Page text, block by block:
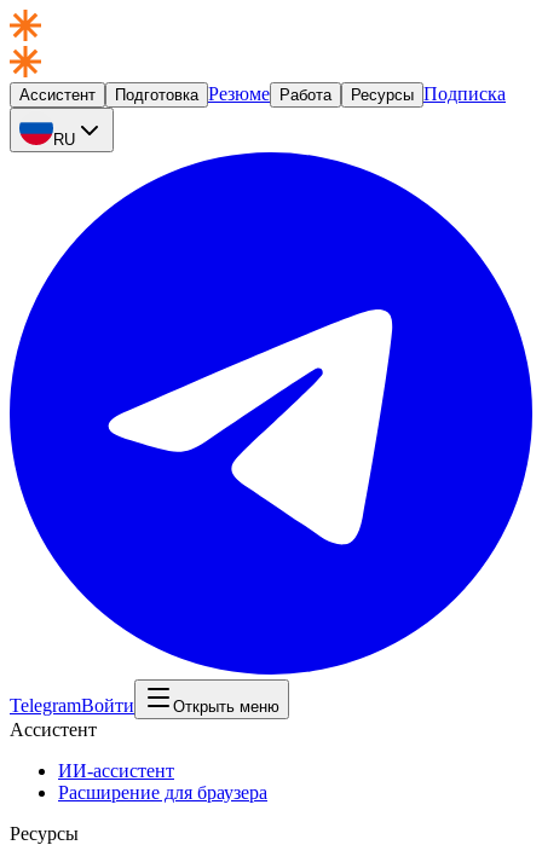
Ассистент Подготовка Резюме Работа Ресурсы Подписка
RU
TelegramВойти Открыть меню
Ассистент
ИИ-ассистент
Расширение для браузера
Ресурсы